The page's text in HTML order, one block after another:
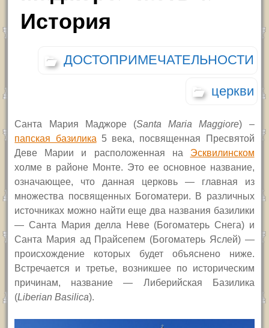
История
ДОСТОПРИМЕЧАТЕЛЬНОСТИ
церкви
Санта Мария Маджоре (Santa Maria Maggiore) –
папская базилика5 века, посвященная Пресвятой
Деве Марии и расположенная на Эсквилинском
холме в районе Монте. Это ее основное название,
означающее, что данная церковь — главная из
множества посвященных Богоматери. В различных
источниках можно найти еще два названия базилики
— Санта Мария делла Неве (Богоматерь Снега) и
Санта Мария ад Прайсепем (Богоматерь Яслей) —
происхождение которых будет объяснено ниже.
Встречается и третье, возникшее по историческим
причинам, название — Либерийская Базилика
(Liberian Basilica).